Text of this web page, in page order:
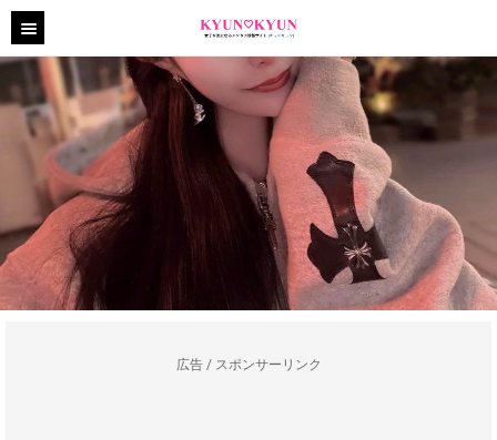
広告 / スポンサーリンク